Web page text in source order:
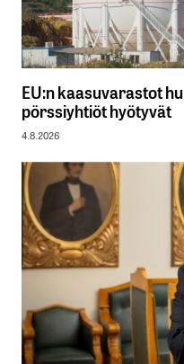
EU:n kaasuvarastot
pörssiyhtiöt hyötyvät
4.8.2026